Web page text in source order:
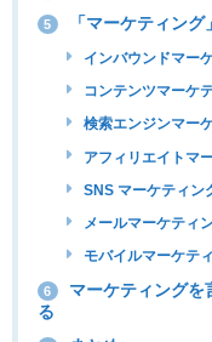
5 「マーケティング
インバウンドマー
コンテンツマーケ
検索エンジンマー
アフィリエイトマ
SNS マーケティン
メールマーケティ
モバイルマーケテ
6
マーケティングを
る